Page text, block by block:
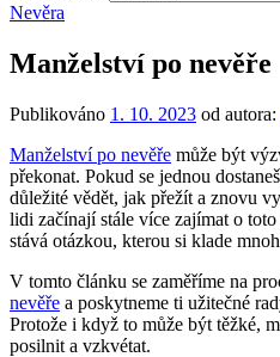
Nevěra
Manželství po nevěře
Publikováno 1. 10. 2023 od autora:
Manželství po nevěře může být
překonat. Pokud se jednou
důležité vědět, jak přežít a znovu
lidi začínají stále více zajímat o toto
stává otázkou, kterou si klade
V tomto článku se zaměříme na
nevěře a poskytneme ti užitečné
Protože i když to může být těžké,
posilnit a vzkvétat.